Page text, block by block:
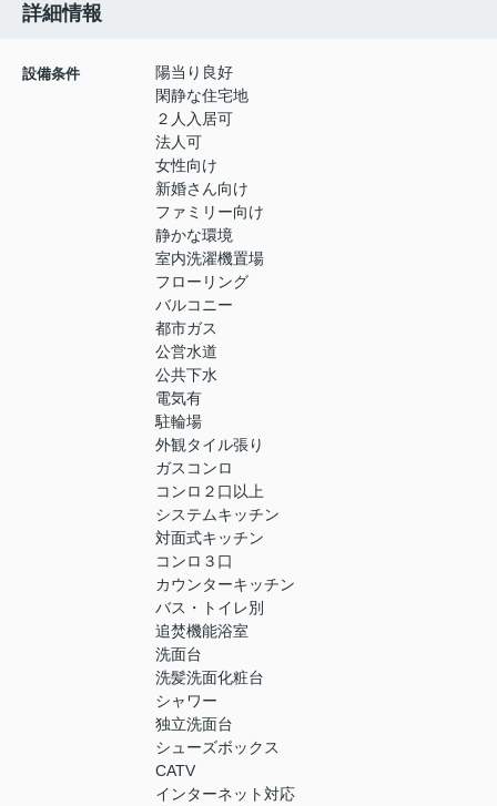
詳細情報
設備条件
陽当り良好
閑静な住宅地
２人入居可
法人可
女性向け
新婚さん向け
ファミリー向け
静かな環境
室内洗濯機置場
フローリング
バルコニー
都市ガス
公営水道
公共下水
電気有
駐輪場
外観タイル張り
ガスコンロ
コンロ２口以上
システムキッチン
対面式キッチン
コンロ３口
カウンターキッチン
バス・トイレ別
追焚機能浴室
洗面台
洗髪洗面化粧台
シャワー
独立洗面台
シューズボックス
CATV
インターネット対応